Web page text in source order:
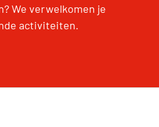
We verwelkomen je
activiteiten.